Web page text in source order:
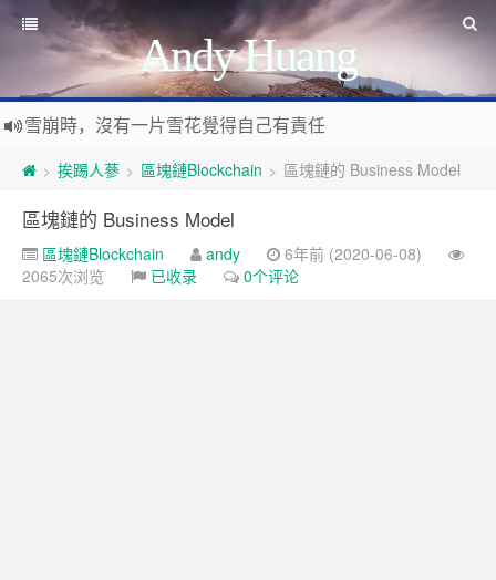
Andy Huang
雪崩時，沒有一片雪花覺得自己有責任
Stanislaw Jerzy Lec
遊戲運營
如何讓玩家一直沉迷
如何讓玩家拉幫結派
如何讓玩家互相仇視
如何讓玩家充值更多
如何實現隱性的現金賭博和金幣交易
量子社會學
文昭論古論今
有最壞的打算 做最好的準備 抱最大的希望
好看的皮囊千篇一律 有趣的靈魂萬裡挑一
> 挨踢人蔘 > 區塊鏈Blockchain > 區塊鏈的 Business Model
區塊鏈的 Business Model
區塊鏈Blockchain andy
6年前 (2020-06-08)
2065次浏览
已收录 0个评论